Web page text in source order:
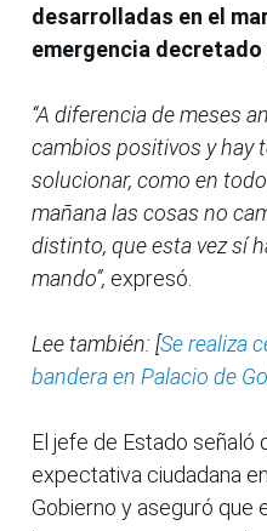
desarrolladas en el
emergencia
“A diferencia de meses
cambios positivos y hay
solucionar, como en
mañana las cosas no
distinto, que esta vez sí
mando”, expresó.
Lee también: [Se realiza
bandera en Palacio de
El jefe de Estado señaló
expectativa ciudadana
Gobierno y aseguró que